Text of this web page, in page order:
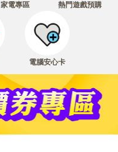
家電專區 熱門遊戲預購
電腦安心卡